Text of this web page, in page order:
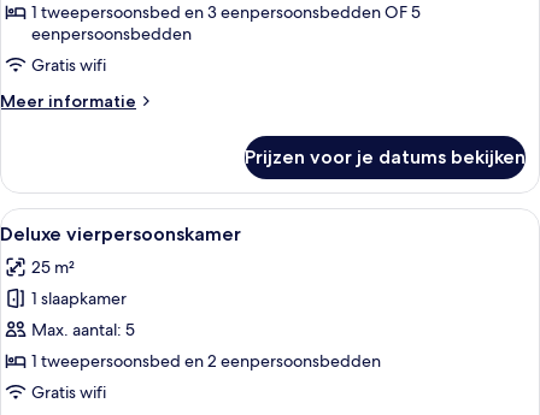
1 tweepersoonsbed en 3 eenpersoonsbedden OF 5
eenpersoonsbedden
Gratis wifi
Meer informatie
Meer
Prijzen voor je datums bekijken
Alle
foto's
voor
Deluxe
vierpersoonskamer
laden
Een hotelkamer met twee bedden,
5
Deluxe vierpersoonskamer
25 m²
1 slaapkamer
Max. aantal: 5
1 tweepersoonsbed en 2 eenpersoonsbedden
Gratis wifi